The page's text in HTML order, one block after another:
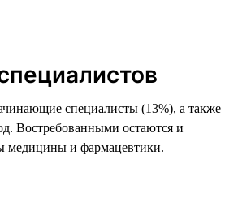
специалисты (13%), а также
Востребованными остаются и
медицины и фармацевтики.